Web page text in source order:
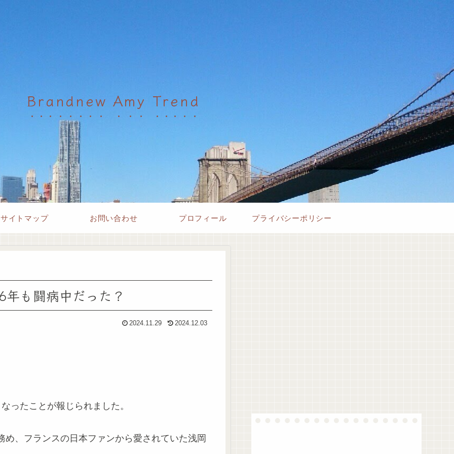
Brandnew Amy Trend
サイトマップ お問い合わせ プロフィール プライバシーポリシー
も闘病中だった？
2024.11.29 2024.12.03
ったことが報じられました。
、フランスの日本ファンから愛されていた浅岡